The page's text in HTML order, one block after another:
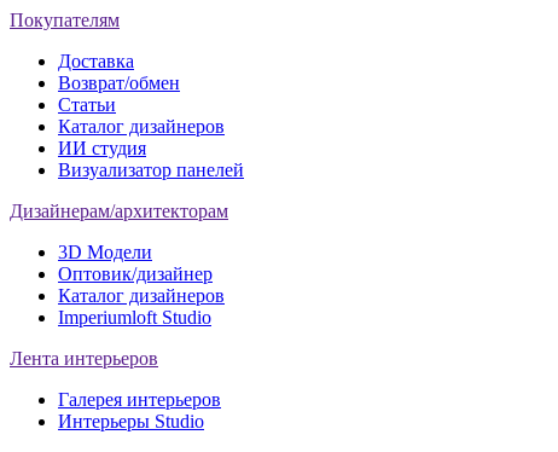
Покупателям
Доставка
Возврат/обмен
Статьи
Каталог дизайнеров
ИИ студия
Визуализатор панелей
Дизайнерам/архитекторам
3D Модели
Оптовик/дизайнер
Каталог дизайнеров
Imperiumloft Studio
Лента интерьеров
Галерея интерьеров
Интерьеры Studio